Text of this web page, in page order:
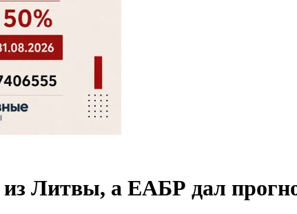
из Литвы, а ЕАБР дал